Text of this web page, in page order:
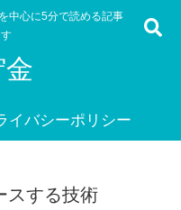
中心に5分で読める記事
イバシーポリシー
スする技術